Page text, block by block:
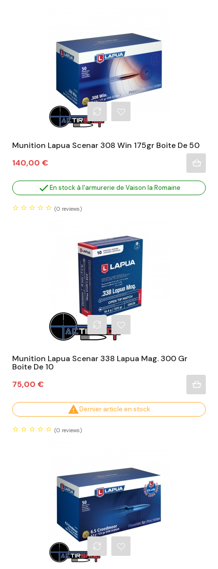
Munition Lapua Scenar 308 Win 175gr Boite De 50
Prix
140,00 €
En stock à l'armurerie de Vaison la Romaine
(0 reviews)
Munition Lapua Scenar 338 Lapua Mag. 300 Gr
Boite De 10
Prix
75,00 €
Dernier article en stock
(0 reviews)